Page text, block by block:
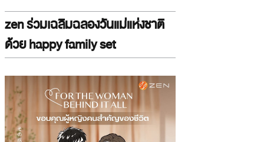
zen ร่วมเฉลิมฉลองวันแม่แห่งชาติ
ด้วย happy family set